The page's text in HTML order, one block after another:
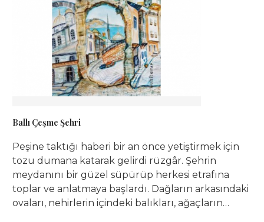
Ballı Çeşme Şehri
Peşine taktığı haberi bir an önce yetiştirmek için
tozu dumana katarak gelirdi rüzgâr. Şehrin
meydanını bir güzel süpürüp herkesi etrafına
toplar ve anlatmaya başlardı. Dağların arkasındaki
ovaları, nehirlerin içindeki balıkları, ağaçların